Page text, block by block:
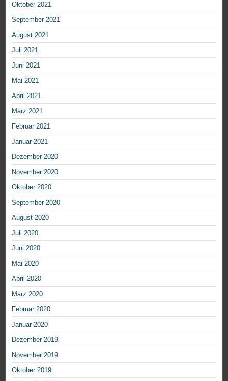
Oktober 2021
September 2021
August 2021
Juli 2021
Juni 2021
Mai 2021
April 2021
März 2021
Februar 2021
Januar 2021
Dezember 2020
November 2020
Oktober 2020
September 2020
August 2020
Juli 2020
Juni 2020
Mai 2020
April 2020
März 2020
Februar 2020
Januar 2020
Dezember 2019
November 2019
Oktober 2019